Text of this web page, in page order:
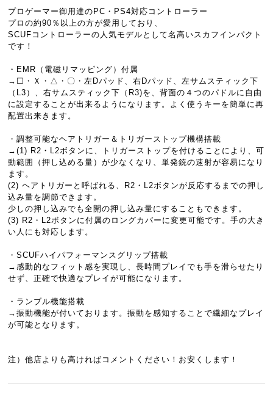
プロゲーマー御用達のPC・PS4対応コントローラー
プロの約90％以上の方が愛用しており、
SCUFコントローラーの人気モデルとして名高いスカフインパクト
です！
・EMR（電磁リマッピング）付属
→☐・Ｘ・△・〇・左Dパッド、右Dパッド、左サムスティック下
（L3）、右サムスティック下（R3)を、背面の４つのパドルに自由
に設定することが出来るようになります。よく使うキーを簡単に再
配置出来きます。
・調整可能なヘアトリガー＆トリガーストップ機構搭載
→(1) R2・L2ボタンに、トリガーストップを付けることにより、可
動範囲（押し込める量）が少なくなり、単発銃の速射が容易になり
ます。
(2) ヘアトリガーと呼ばれる、R2・L2ボタンが反応するまでの押し
込み量を調節できます。
少しの押し込みでも全開の押し込み量にすることもできます。
(3) R2・L2ボタンに付属のロングカバーに変更可能です。手の大き
い人にも対応します。
・SCUFハイパフォーマンスグリップ搭載
→感動的なフィット感を実現し、長時間プレイでも手を滑らせたり
せず、正確で快適なプレイが可能になります。
・ランブル機能搭載
→振動機能が付いております。振動を感知することで繊細なプレイ
が可能となります。
注）他店よりも高ければコメントください！お安くします！